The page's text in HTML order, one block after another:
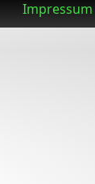
Impressum